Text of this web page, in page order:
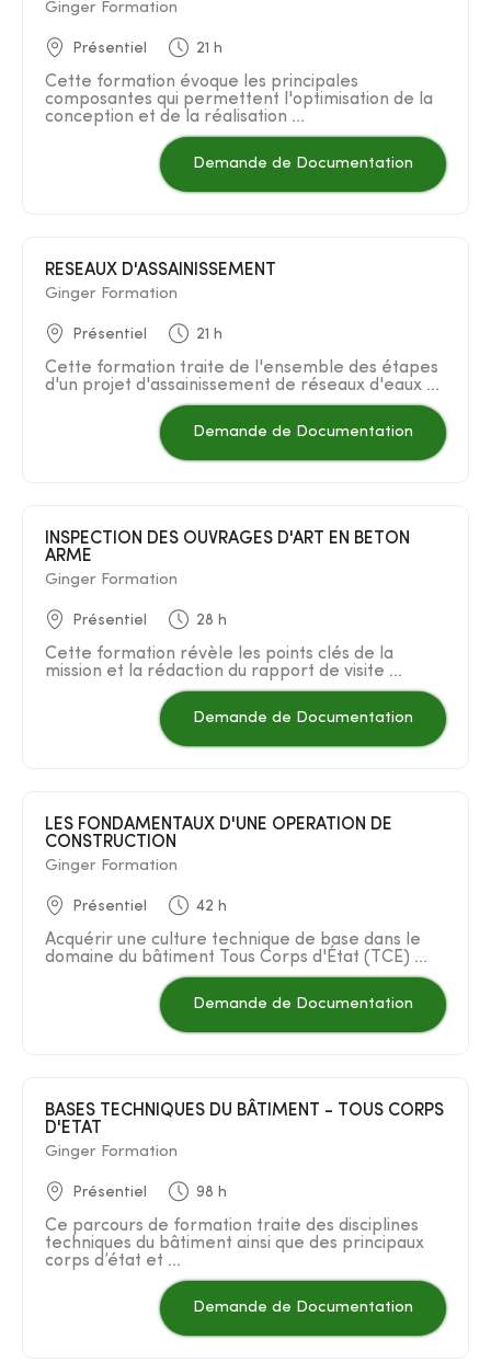
Ginger Formation
Présentiel 21 h
Cette formation évoque les principales
composantes qui permettent l'optimisation de la
conception et de la réalisation ...
Demande de Documentation
RESEAUX D'ASSAINISSEMENT
Ginger Formation
Présentiel 21 h
Cette formation traite de l'ensemble des étapes
d'un projet d'assainissement de réseaux d'eaux ...
Demande de Documentation
ARME
Ginger Formation
Présentiel 28 h
Cette formation révèle les points clés de la
mission et la rédaction du rapport de visite ...
Demande de Documentation
LES FONDAMENTAUX D'UNE OPERATION DE
CONSTRUCTION
Ginger Formation
Présentiel 42 h
Acquérir une culture technique de base dans le
domaine du bâtiment Tous Corps d'État (TCE) ...
Demande de Documentation
BASES TECHNIQUES DU BÂTIMENT - TOUS CORPS
D'ETAT
Ginger Formation
Présentiel 98 h
Ce parcours de formation traite des disciplines
techniques du bâtiment ainsi que des principaux
corps d’état et ...
Demande de Documentation